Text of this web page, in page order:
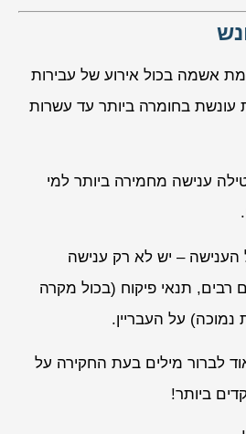
אשמה בכול אירוע של עבירות
עונשת בחומרה ביותר עד עשרות
ענישה מחמירה ביותר למי
הענישה – יש לא רק ענישה
רבים, תנאי פיקוח (בכול מקרה
נמוכה) על העבריין.
לברור מילים בעת החקירה על
ביותר!